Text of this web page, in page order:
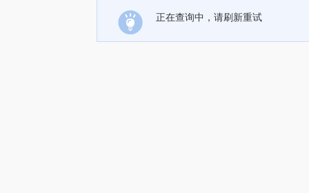
正在查询中，请刷新重试